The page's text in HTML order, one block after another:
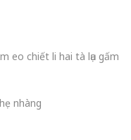
eo chiết li hai tà lụa gấm
nhàng